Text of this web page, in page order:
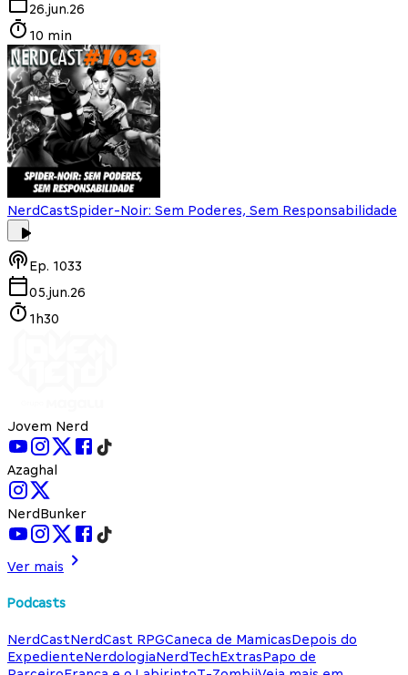
26.jun.26
10 min
NerdCastSpider-Noir: Sem Poderes, Sem Responsabilidade
Ep. 1033
05.jun.26
1h30
Jovem Nerd
Azaghal
NerdBunker
Ver mais
Podcasts
NerdCastNerdCast RPGCaneca de MamicasDepois do
ExpedienteNerdologiaNerdTechExtrasPapo de